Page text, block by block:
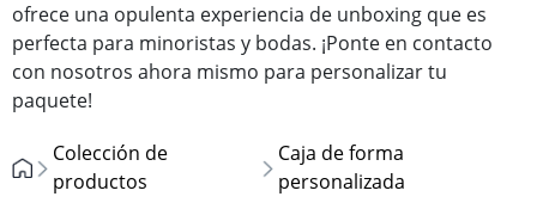
ofrece una opulenta experiencia de unboxing que es
perfecta para minoristas y bodas. ¡Ponte en contacto
con nosotros ahora mismo para personalizar tu
paquete!
Colección de
productos
Caja de forma
personalizada